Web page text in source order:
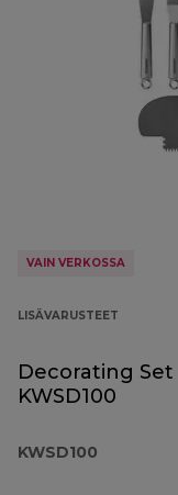
VAIN VERKOSSA
LISÄVARUSTEET
Decorating Set
KWSD100
KWSD100